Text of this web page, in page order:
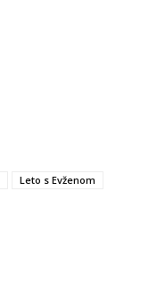
Leto s Evženom